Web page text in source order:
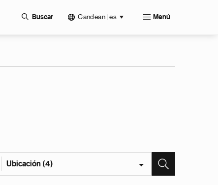
Buscar Candean | es Menú
Ubicación (4)